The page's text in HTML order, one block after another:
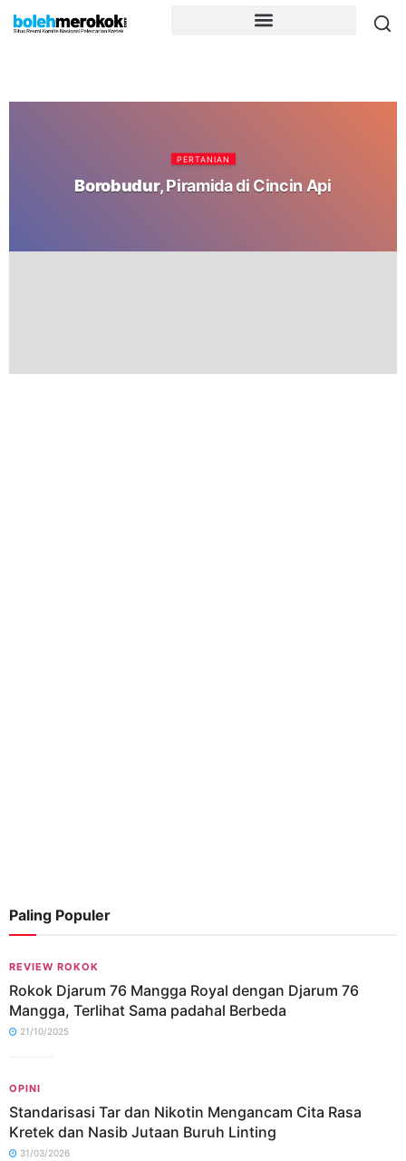
PERTANIAN
Borobudur, Piramida di Cincin Api
Paling Populer
REVIEW ROKOK
Rokok Djarum 76 Mangga Royal dengan Djarum 76
Mangga, Terlihat Sama padahal Berbeda
21/10/2025
OPINI
Standarisasi Tar dan Nikotin Mengancam Cita Rasa
Kretek dan Nasib Jutaan Buruh Linting
31/03/2026